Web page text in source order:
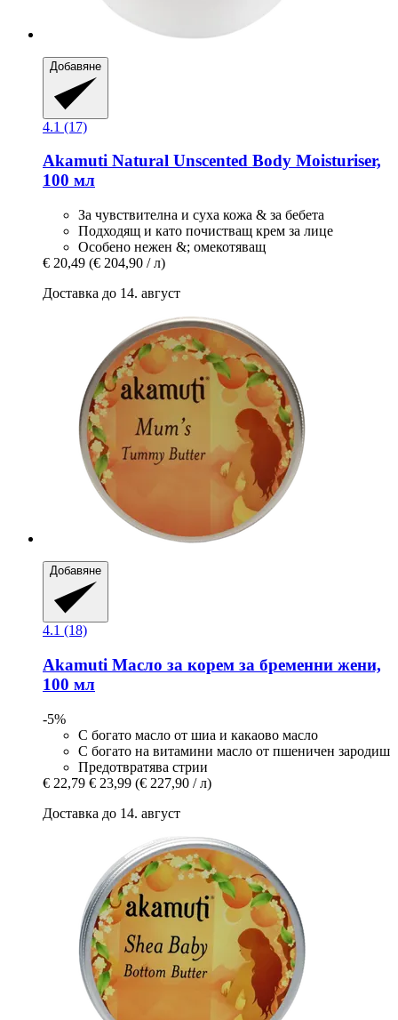
Добавяне
4.1 (17)
Akamuti Natural Unscented Body Moisturiser,
100 мл
За чувствителна и суха кожа & за бебета
Подходящ и като почистващ крем за лице
Особено нежен &; омекотяващ
€ 20,49 (€ 204,90 / л)
Доставка до 14. август
Добавяне
4.1 (18)
Akamuti Масло за корем за бременни жени,
100 мл
-5%
С богато масло от шиа и какаово масло
С богато на витамини масло от пшеничен зародиш
Предотвратява стрии
€ 22,79 € 23,99 (€ 227,90 / л)
Доставка до 14. август